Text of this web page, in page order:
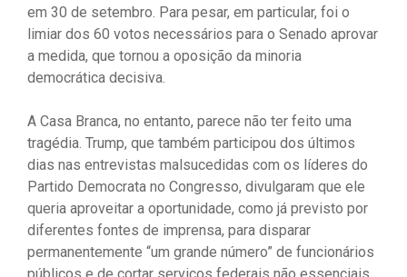
em 30 de setembro. Para pesar, em particular, foi o
limiar dos 60 votos necessários para o Senado aprovar
a medida, que tornou a oposição da minoria
democrática decisiva.
A Casa Branca, no entanto, parece não ter feito uma
tragédia. Trump, que também participou dos últimos
dias nas entrevistas malsucedidas com os líderes do
Partido Democrata no Congresso, divulgaram que ele
queria aproveitar a oportunidade, como já previsto por
diferentes fontes de imprensa, para disparar
permanentemente “um grande número” de funcionários
públicos e de cortar serviços federais não essenciais,